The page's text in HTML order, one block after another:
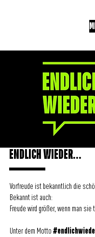
ENDLICH WIEDER...
Vorfreude ist bekanntlich die
Bekannt ist auch:
Freude wird größer, wenn man sie
Unter dem Motto